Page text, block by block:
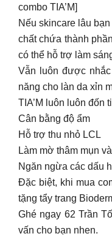
năng cho làn da xỉn
TIA’M luôn luôn đốn
Cân bằng độ ẩm
Hỗ trợ thu nhỏ LCL
Làm mờ thâm mụn
Ngăn ngừa các dấu
Đặc biệt, khi mua
tặng tẩy trang
Ghé ngay 62 Trần
vấn cho bạn nhen.
[𝐍𝐢𝐤𝐚 đ𝐨̂̀𝐧𝐠 𝐡𝐚̀𝐧𝐡 𝐜𝐮̀𝐧𝐠
Tuần qua, NIKA lại
giáo makeup
soạn cốp.
Những năm gần